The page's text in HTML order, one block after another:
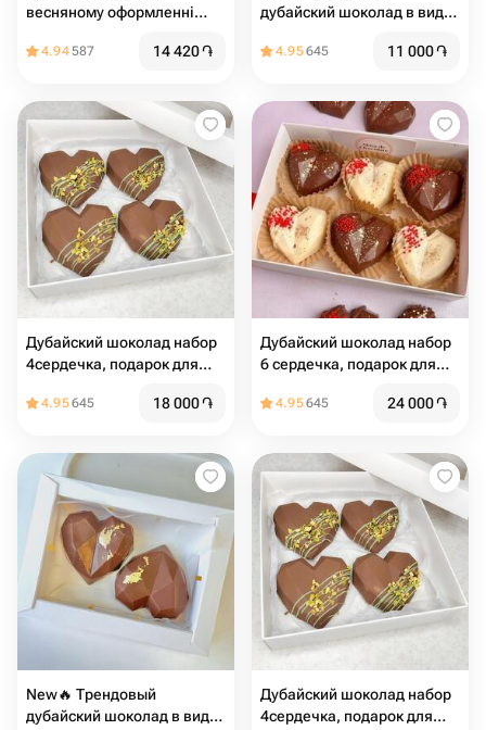
весняному оформленні
4.94587 14 420֏
дубайский шоколад в виде
4.95645 11 000֏
Дубайский шоколад набор
4сердечка, подарок для
4.95645 18 000֏
Дубайский шоколад набор
6 сердечка, подарок для
4.95645 24 000֏
New🔥 Трендовый
дубайский шоколад в виде
Дубайский шоколад набор
4сердечка, подарок для